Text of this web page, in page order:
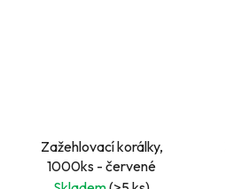
Zažehlovací korálky,
1000ks - červené